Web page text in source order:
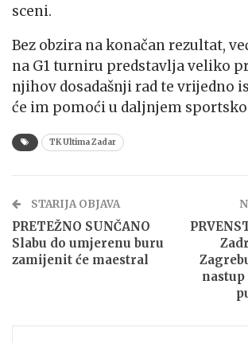
sceni.
Bez obzira na konačan rezultat,
na G1 turniru predstavlja veliko
njihov dosadašnji rad te vrijedno
će im pomoći u daljnjem
TK Ultima Zadar
STARIJA OBJAVA
PRETEŽNO SUNČANO
Slabu do umjerenu buru
zamijenit će maestral